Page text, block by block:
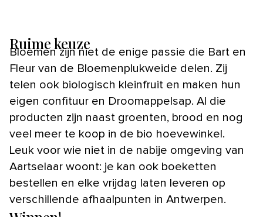
Ruime keuze
Bloemen zijn niet de enige passie die Bart en
Fleur van de Bloemenplukweide delen. Zij
telen ook biologisch kleinfruit en maken hun
eigen confituur en Droomappelsap. Al die
producten zijn naast groenten, brood en nog
veel meer te koop in de bio hoevewinkel.
Leuk voor wie niet in de nabije omgeving van
Aartselaar woont: je kan ook boeketten
bestellen en elke vrijdag laten leveren op
verschillende afhaalpunten in Antwerpen.